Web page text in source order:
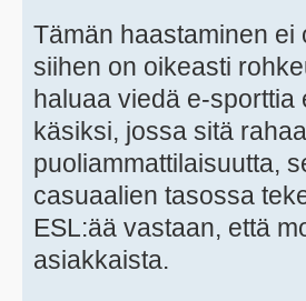
Tämän haastaminen
siihen on oikeasti
haluaa viedä e-
käsiksi, jossa sitä
puoliammattilaisuutta,
casuaalien tasossa
ESL:ää vastaan, että
asiakkaista.